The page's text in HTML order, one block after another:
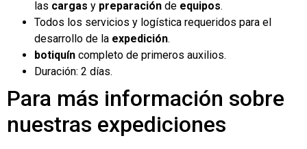
las cargas y preparación de equipos.
Todos los servicios y logística requeridos para el
desarrollo de la expedición.
botiquín completo de primeros auxilios.
Duración: 2 días.
Para más información sobre
nuestras expediciones